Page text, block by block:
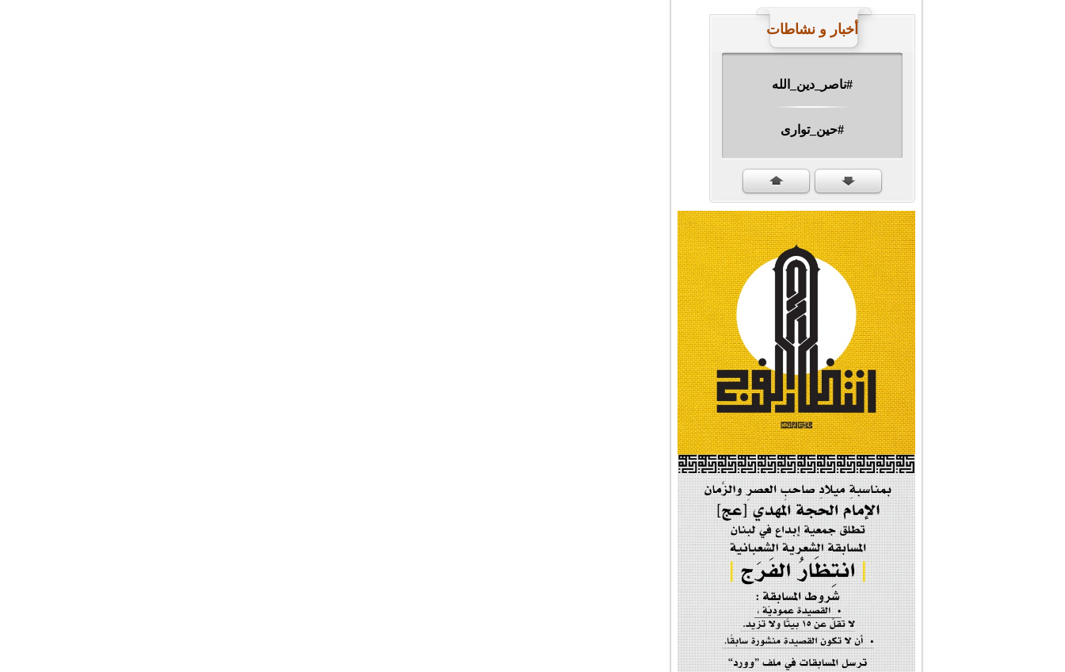
أخبار و نشاطات
مهرجان الشهيد #ا�...
#سنكمل_الطريق
#تبريكات_انتصار_�...
#نداء_الأنبياء
#شجرة_النبوة
#وأنا_على_دين_محم...
#بأمانة_موسى_بن_ج...
#إيران_حرم_فاطمة ...
| #فخر_المخدرات |
#صحيفة_المؤمن
إحتفالية #رياحين...
إحتفالية تكريم ا...